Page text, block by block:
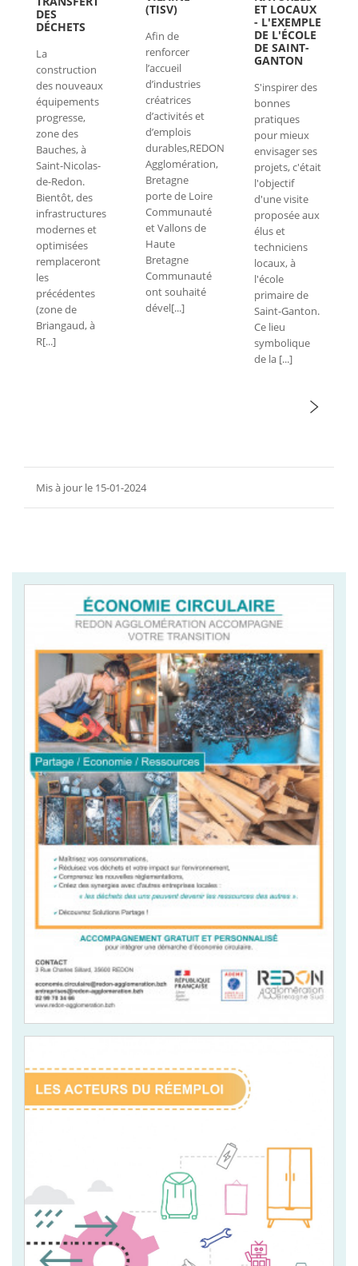
DES
DÉCHETS
La
construction
des nouveaux
équipements
progresse,
zone des
Bauches, à
Saint-Nicolas-
de-Redon.
Bientôt, des
infrastructures
modernes et
optimisées
remplaceront
les
précédentes
(zone de
Briangaud, à
R[...]
(TISV)
Afin de
renforcer
l’accueil
d’industries
créatrices
d’activités et
d’emplois
durables,REDON
Agglomération,
Bretagne
porte de Loire
Communauté
et Vallons de
Haute
Bretagne
Communauté
ont souhaité
dével[...]
ET LOCAUX
- L'EXEMPLE
DE L'ÉCOLE
DE SAINT-
GANTON
S'inspirer des
bonnes
pratiques
pour mieux
envisager ses
projets, c'était
l'objectif
d'une visite
proposée aux
élus et
techniciens
locaux, à
l'école
primaire de
Saint-Ganton.
Ce lieu
symbolique
de la [...]
Mis à jour le 15-01-2024